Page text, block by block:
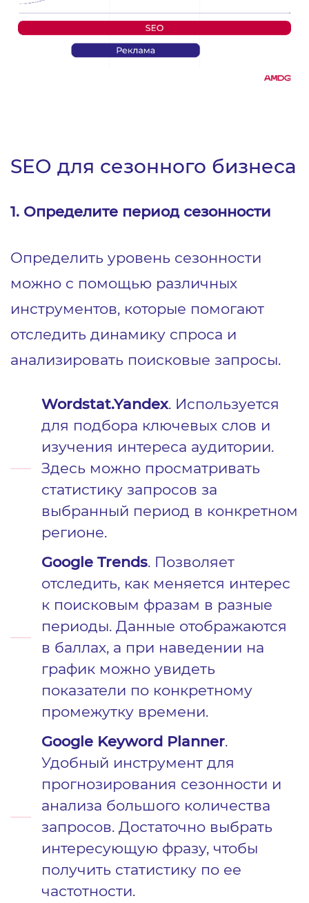
SEO для сезонного бизнеса
1. Определите период сезонности
Определить уровень сезонности
можно с помощью различных
инструментов, которые помогают
отследить динамику спроса и
анализировать поисковые запросы.
Wordstat.Yandex. Используется
для подбора ключевых слов и
изучения интереса аудитории.
Здесь можно просматривать
статистику запросов за
выбранный период в конкретном
регионе.
Google Trends. Позволяет
отследить, как меняется интерес
к поисковым фразам в разные
периоды. Данные отображаются
в баллах, а при наведении на
график можно увидеть
показатели по конкретному
промежутку времени.
Google Keyword Planner.
Удобный инструмент для
прогнозирования сезонности и
анализа большого количества
запросов. Достаточно выбрать
интересующую фразу, чтобы
получить статистику по ее
частотности.